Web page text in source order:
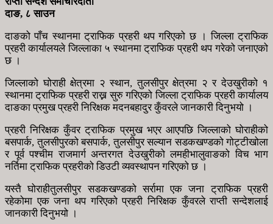
दाङ, ८ साउन
दाङको पाँच स्थानमा ट्राफिक प्रहरी थप गरिएको छ । जिल्ला ट्राफिक
प्रहरी कार्यालयले जिल्लाका ५ स्थानमा ट्राफिक प्रहरी थप गरेको जनाएको
छ ।
जिल्लाको घोराही क्षेत्रमा २ स्थान, तुलसीपुर क्षेत्रमा २ र देउखुरीको १
स्थानमा ट्राफिक प्रहरी राख्न सुरु गरिएको जिल्ला ट्राफिक प्रहरी कार्यालय
दाङका प्रमुख प्रहरी निरिक्षक मदनबहादुर कुँवरले जानकारी दिनुभयो ।
प्रहरी निरिक्षक कुँवर ट्राफिक प्रमुख भएर आएपछि जिल्लाको घोराहीको
बसपार्क, तुलसीपुरको बसपार्क, तुलसीपुर सल्यान सडकखण्डको गोट्टीखोला
र पूर्व पश्चीम राजमार्ग अन्तरगत देउखुरीको लमही­भालुवाङको विच भाग
नर्तिमा ट्राफिक प्रहरीको डिउटी व्यवस्थापन गरिएको छ ।
यस्तै घोराही­तुलसीपुर सडकखण्डको सर्रामा एक जना ट्राफिक प्रहरी
रहेकोमा एक जना थप गरिएको प्रहरी निरिक्षक कुँवरले राप्ती सन्देशलाई
जानकारी दिनुभयो ।